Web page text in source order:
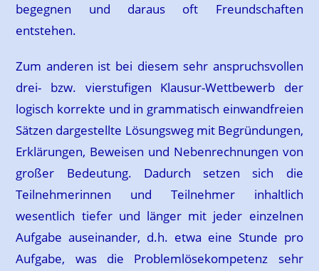
begegnen und daraus oft Freundschaften
entstehen.
Zum anderen ist bei diesem sehr anspruchsvollen
drei- bzw. vierstufigen Klausur-Wettbewerb der
logisch korrekte und in grammatisch einwandfreien
Sätzen dargestellte Lösungsweg mit Begründungen,
Erklärungen, Beweisen und Nebenrechnungen von
großer Bedeutung. Dadurch setzen sich die
Teilnehmerinnen und Teilnehmer inhaltlich
wesentlich tiefer und länger mit jeder einzelnen
Aufgabe auseinander, d.h. etwa eine Stunde pro
Aufgabe, was die Problemlösekompetenz sehr